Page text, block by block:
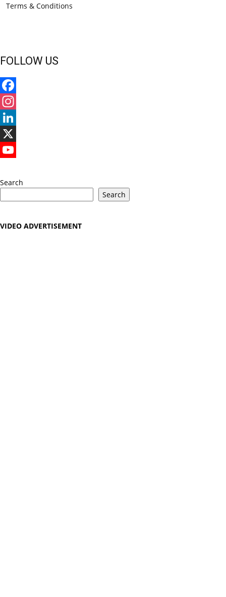
Terms & Conditions
FOLLOW US
Facebook
Instagram
LinkedIn
X
Search
Search
VIDEO ADVERTISEMENT